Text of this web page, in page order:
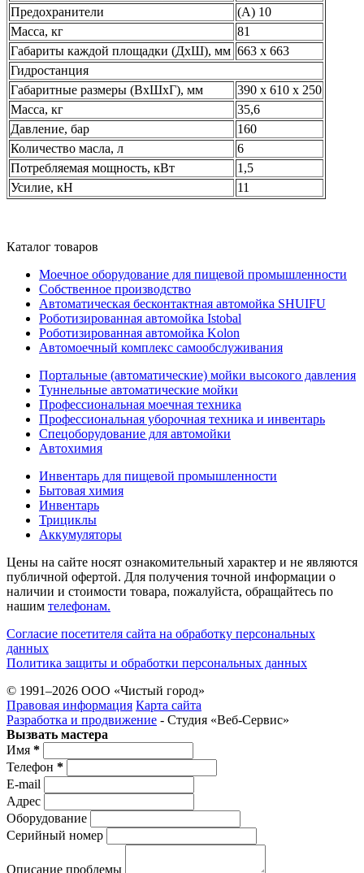
Предохранители
(A) 10
Масса, кг
81
Габариты каждой площадки (ДхШ), мм 663 х 663
Гидростанция
Габаритные размеры (ВхШхГ), мм
390 х 610 х 250
Масса, кг
35,6
Давление, бар
160
Количество масла, л
6
Потребляемая мощность, кВт
1,5
Усилие, кН
11
Каталог товаров
Моечное оборудование для пищевой промышленности
Собственное производство
Автоматическая бесконтактная автомойка SHUIFU
Роботизированная автомойка Istobal
Роботизированная автомойка Kolon
Автомоечный комплекс самообслуживания
Портальные (автоматические) мойки высокого давления
Туннельные автоматические мойки
Профессиональная моечная техника
Профессиональная уборочная техника и инвентарь
Спецоборудование для автомойки
Автохимия
Инвентарь для пищевой промышленности
Бытовая химия
Инвентарь
Трициклы
Аккумуляторы
Цены на сайте носят ознакомительный характер и не являются
публичной офертой. Для получения точной информации о
наличии и стоимости товара, пожалуйста, обращайтесь по
нашим телефонам.
Согласие посетителя сайта на обработку персональных
данных
Политика защиты и обработки персональных данных
© 1991–2026 ООО «Чистый город»
Правовая информация Карта сайта
Разработка и продвижение - Студия «Веб-Cервис»
Вызвать мастера
Имя *
Телефон *
E-mail
Адрес
Оборудование
Серийный номер
Описание проблемы